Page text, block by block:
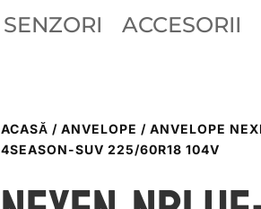
SENZORI ACCESORII
ACASĂ / ANVELOPE / ANVELOPE
4SEASON-SUV 225/60R18 104V